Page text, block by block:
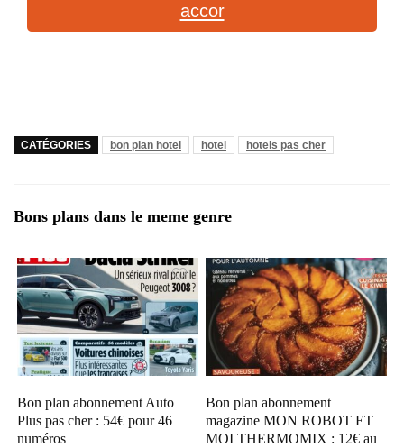
accor
CATÉGORIES bon plan hotel hotel hotels pas cher
Bons plans dans le meme genre
Bon plan abonnement Auto
Plus pas cher : 54€ pour 46
numéros
Bon plan abonnement
magazine MON ROBOT ET
MOI THERMOMIX : 12€ au